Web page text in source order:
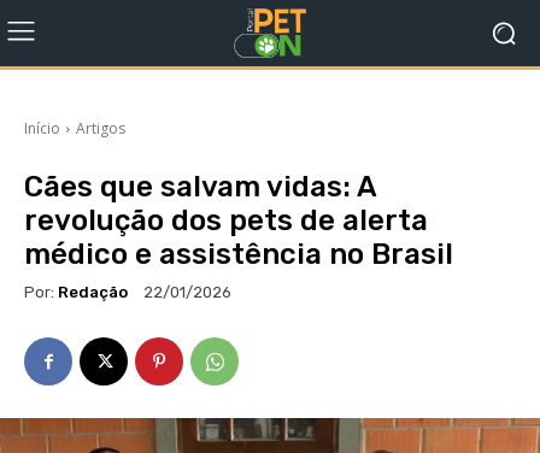
Início Artigos
Cães que salvam vidas: A
revolução dos pets de alerta
médico e assistência no Brasil
Por: Redação 22/01/2026